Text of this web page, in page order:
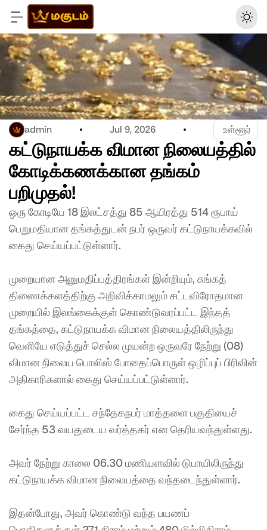
admin Jul 9, 2026 உள்ளூர்
கட்டுநாயக்க விமான நிலையத்தில்
கோடிக்கணக்கான தங்கம்
பறிமுதல்!
ஒரு கோடியே 18 இலட்சத்து 85 ஆயிரத்து 514 ரூபாய்
பெறுமதியான தங்கத்துடன் நபர் ஒருவர் கட்டுநாயக்கவில்
கைது செய்யப்பட்டுள்ளார்.
முறையான அனுமதிப்பத்திரங்கள் இன்றியும், சுங்கத்
திணைக்களத்திற்கு அறிவிக்காமலும் சட்டவிரோதமான
முறையில் இலங்கைக்குள் கொண்டுவரப்பட்ட இந்தத்
தங்கத்தை, கட்டுநாயக்க விமான நிலையத்திலிருந்து
வெளியே எடுத்துச் செல்ல முயன்ற ஒருவரே நேற்று (08)
விமான நிலைய பொலிஸ் போதைப்பொருள் ஒழிப்புப் பிரிவின்
அதிகாரிகளால் கைது செய்யப்பட்டுள்ளார்.
கைது செய்யப்பட்ட சந்தேகநபர் மாத்தளை பகுதியைச்
சேர்ந்த 53 வயதுடைய வர்த்தகர் என தெரியவந்துள்ளது.
அவர் நேற்று காலை 06.30 மணியளவில் டுபாயிலிருந்து
கட்டுநாயக்க விமான நிலையத்தை வந்தடைந்துள்ளார்.
இதன்போது, அவர் கொண்டு வந்த பயணப்